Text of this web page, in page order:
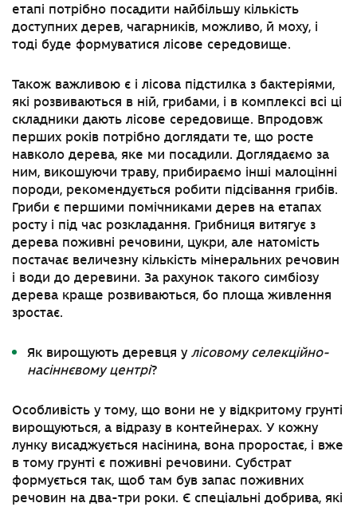
етапі потрібно посадити найбільшу кількість
доступних дерев, чагарників, можливо, й моху, і
тоді буде формуватися лісове середовище.
Також важливою є і лісова підстилка з бактеріями,
які розвиваються в ній, грибами, і в комплексі всі ці
складники дають лісове середовище. Впродовж
перших років потрібно доглядати те, що росте
навколо дерева, яке ми посадили. Доглядаємо за
ним, викошуючи траву, прибираємо інші малоцінні
породи, рекомендується робити підсівання грибів.
Гриби є першими помічниками дерев на етапах
росту і під час розкладання. Грибниця витягує з
дерева поживні речовини, цукри, але натомість
постачає величезну кількість мінеральних речовин
і води до деревини. За рахунок такого симбіозу
дерева краще розвиваються, бо площа живлення
зростає.
Як вирощують деревця улісовому селекційно-
насіннєвому центрі?
Особливість у тому, що вони не у відкритому грунті
вирощуються, а відразу в контейнерах. У кожну
лунку висаджується насінина, вона проростає, і вже
в тому грунті є поживні речовини. Субстрат
формується так, щоб там був запас поживних
речовин на два-три роки. Є спеціальні добрива, які